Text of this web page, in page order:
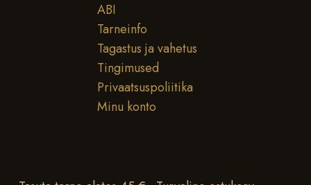
ABI
Tarneinfo
Tagastus ja vahetus
Tingimused
Privaatsuspoliitika
Minu konto